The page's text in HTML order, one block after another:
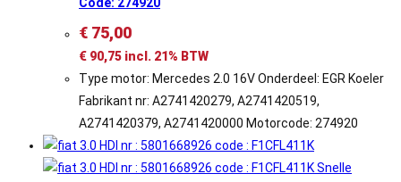
Code: 274920
€ 75,00
€ 90,75 incl. 21% BTW
Type motor: Mercedes 2.0 16V Onderdeel: EGR Koeler
Fabrikant nr: A2741420279, A2741420519,
A2741420379, A2741420000 Motorcode: 274920
Snelle